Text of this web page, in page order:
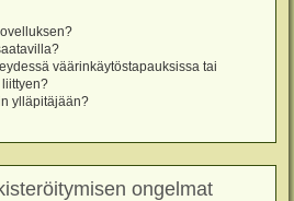
väärinkäytöstapauksissa tai
ylläpitäjään?
ongelmat